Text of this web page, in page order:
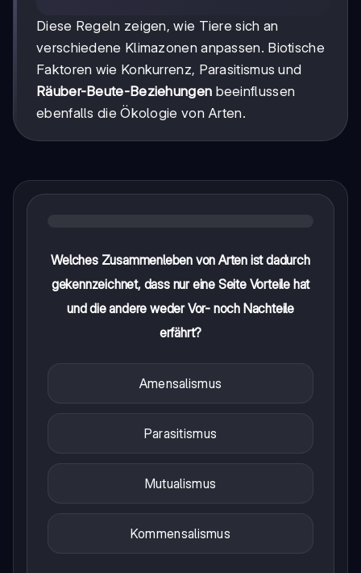
Diese Regeln zeigen, wie Tiere sich an
verschiedene Klimazonen anpassen. Biotische
Faktoren wie Konkurrenz, Parasitismus und
Räuber-Beute-Beziehungen beeinflussen
ebenfalls die Ökologie von Arten.
Welches Zusammenleben von Arten ist dadurch
gekennzeichnet, dass nur eine Seite Vorteile hat
und die andere weder Vor- noch Nachteile
erfährt?
Amensalismus
Parasitismus
Mutualismus
Kommensalismus